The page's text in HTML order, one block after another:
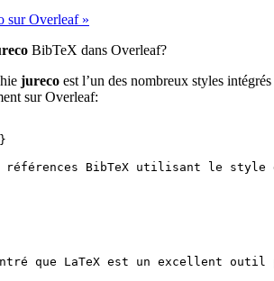
sur Overleaf »
BibTeX dans Overleaf?
jureco est l’un des nombreux styles
sur Overleaf:
}
références BibTeX utilisant le
que LaTeX est un excellent outil